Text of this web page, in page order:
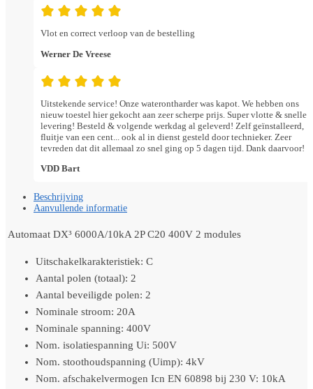
Vlot en correct verloop van de bestelling
Werner De Vreese
Uitstekende service! Onze waterontharder was kapot. We hebben ons
nieuw toestel hier gekocht aan zeer scherpe prijs. Super vlotte & snelle
levering! Besteld & volgende werkdag al geleverd! Zelf geïnstalleerd,
fluitje van een cent... ook al in dienst gesteld door technieker. Zeer
tevreden dat dit allemaal zo snel ging op 5 dagen tijd. Dank daarvoor!
VDD Bart
Beschrijving
Aanvullende informatie
Automaat DX³ 6000A/10kA 2P C20 400V 2 modules
Uitschakelkarakteristiek: C
Aantal polen (totaal): 2
Aantal beveiligde polen: 2
Nominale stroom: 20A
Nominale spanning: 400V
Nom. isolatiespanning Ui: 500V
Nom. stoothoudspanning (Uimp): 4kV
Nom. afschakelvermogen Icn EN 60898 bij 230 V: 10kA